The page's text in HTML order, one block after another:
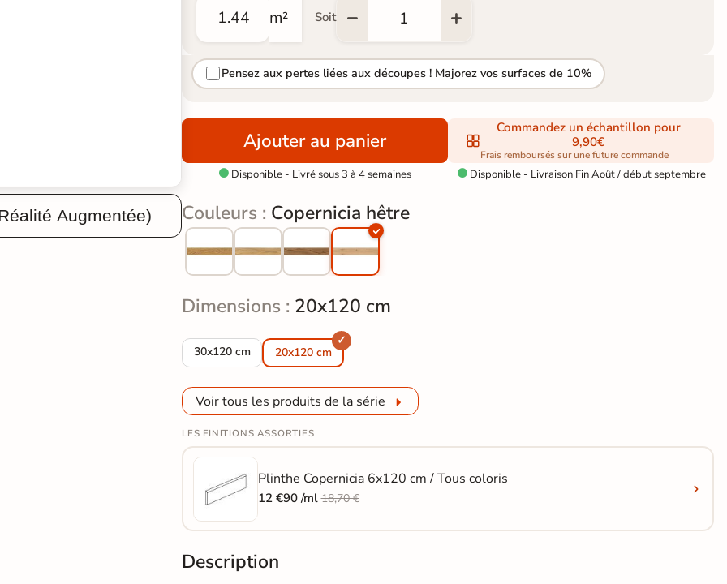
Augmentée)
m² Soit
Pensez aux pertes liées aux découpes ! Majorez vos surfaces de 10%
Ajouter au panier
 Disponible - Livré sous 3 à 4 semaines
Commandez un échantillon pour
9,90€
Frais remboursés sur une future commande
Disponible - Livraison Fin Août / début septembre
Couleurs : Copernicia hêtre
Dimensions : 20x120 cm
30x120 cm
Carrelage sol imitation parquet Copernicia hêtre 30x120 cm
20x120 cm
Voir tous les produits de la série
LES FINITIONS ASSORTIES
Plinthe Copernicia 6x120 cm / Tous coloris
12 €90 /ml18,70 €
Description